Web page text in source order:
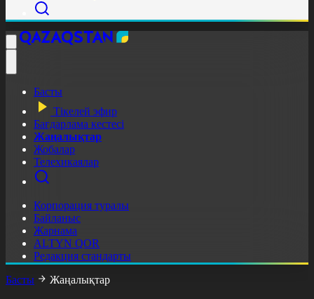
Басты
Тікелей эфир
Бағдарлама кестесі
Жаңалықтар
Жобалар
Телехикаялар
Корпорация туралы
Байланыс
Жарнама
ALTYN QOR
Редакция стандарты
Басты
Жаңалықтар